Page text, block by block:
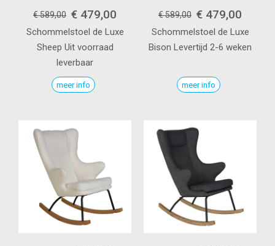
€ 589,00 € 479,00
Schommelstoel de Luxe
Sheep Uit voorraad
leverbaar
meer info
€ 589,00 € 479,00
Schommelstoel de Luxe
Bison Levertijd 2-6 weken
meer info